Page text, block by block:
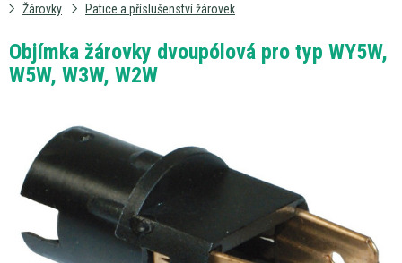
Žárovky
Patice a příslušenství žárovek
Objímka žárovky dvoupólová pro typ WY5W,
W5W, W3W, W2W